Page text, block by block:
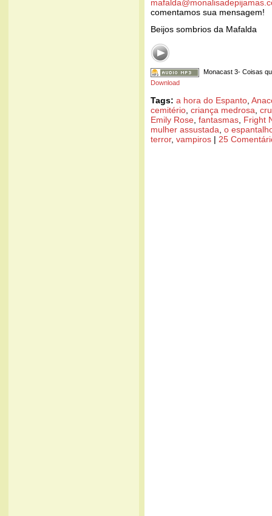
comentamos sua mensagem!
Beijos sombrios da Mafalda
Monacast 3- Coisas
Download
Tags: a hora do Espanto
cemitério criança medrosa
Emily Rose fantasmas Fright
mulher assustada o
terror, vampiros | 25